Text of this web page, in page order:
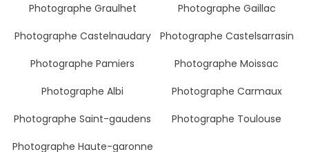
Photographe Graulhet
Photographe Gaillac
Photographe Castelnaudary
Photographe Castelsarrasin
Photographe Pamiers
Photographe Moissac
Photographe Albi
Photographe Carmaux
Photographe Saint-gaudens
Photographe Toulouse
Photographe Haute-garonne